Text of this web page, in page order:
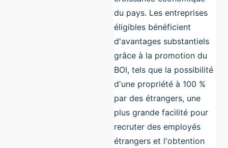
du pays. Les entreprises
éligibles bénéficient
d'avantages substantiels
grâce à la promotion du
BOI, tels que la possibilité
d'une propriété à 100 %
par des étrangers, une
plus grande facilité pour
recruter des employés
étrangers et l'obtention